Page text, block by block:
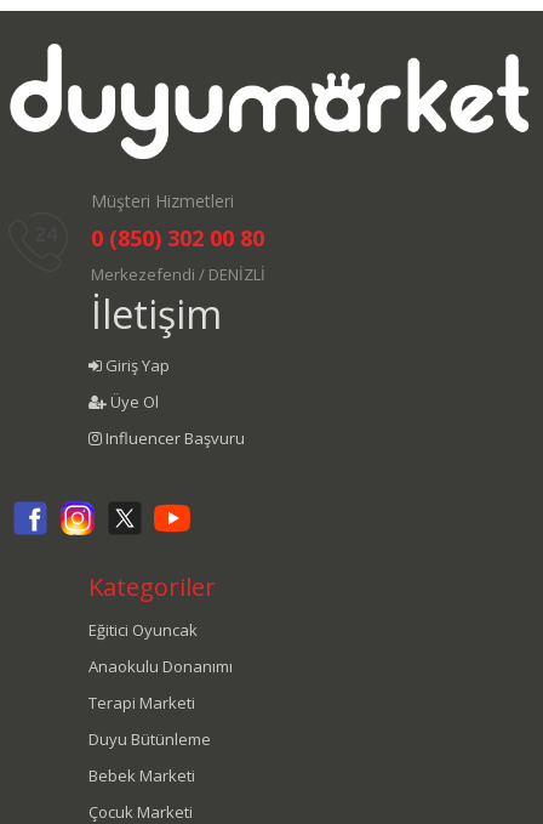
Müşteri Hizmetleri
0 (850) 302 00 80
Merkezefendi / DENİZLİ
İletişim
Giriş Yap
Üye Ol
Influencer Başvuru
Kategoriler
Eğitici Oyuncak
Anaokulu Donanımı
Terapi Marketi
Duyu Bütünleme
Bebek Marketi
Çocuk Marketi